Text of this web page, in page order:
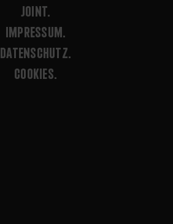
JOINT.
IMPRESSUM.
DATENSCHUTZ.
COOKIES.